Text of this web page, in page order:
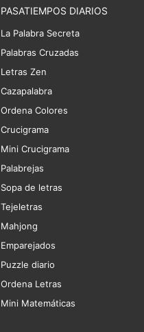
PASATIEMPOS DIARIOS
La Palabra Secreta
Palabras Cruzadas
Letras Zen
Cazapalabra
Ordena Colores
Crucigrama
Mini Crucigrama
Palabrejas
Sopa de letras
Tejeletras
Mahjong
Emparejados
Puzzle diario
Ordena Letras
Mini Matemáticas